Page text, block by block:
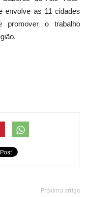
envolve as 11 cidades
promover o trabalho
Próximo artigo